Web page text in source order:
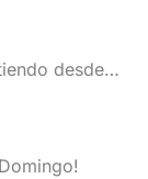
desde